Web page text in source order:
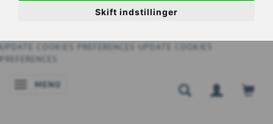
Skift indstillinger
UPDATE COOKIES PREFERENCES
UPDATE COOKIES
PREFERENCES
SKIFTE NAVIGATION
MENU